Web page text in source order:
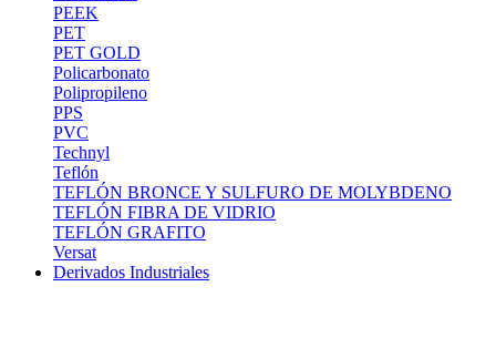
PEEK
PET
PET GOLD
Policarbonato
Polipropileno
PPS
PVC
Technyl
Teflón
TEFLÓN BRONCE Y SULFURO DE MOLYBDENO
TEFLÓN FIBRA DE VIDRIO
TEFLÓN GRAFITO
Versat
Derivados Industriales